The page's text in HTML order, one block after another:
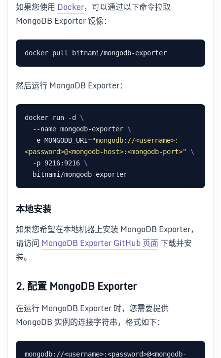
如果您使用 Docker，可以通过以下命令拉取
MongoDB Exporter 镜像：
然后运行 MongoDB Exporter：
docker run -d
  --name mongodb-exporter
  -e MONGODB_URI
="mongodb://<username>:
<password>@<mongodb-host>:<mongodb-port>"
  -p 9216:9216
本地安装
如果您希望在本地机器上安装 MongoDB Exporter，
请访问 MongoDB Exporter GitHub 页面下载并安
装。
2.配置 MongoDB Exporter
在运行 MongoDB Exporter 时，您需要提供
MongoDB 实例的连接字符串，格式如下：
mongodb://<username>:<password>@<mongodb-